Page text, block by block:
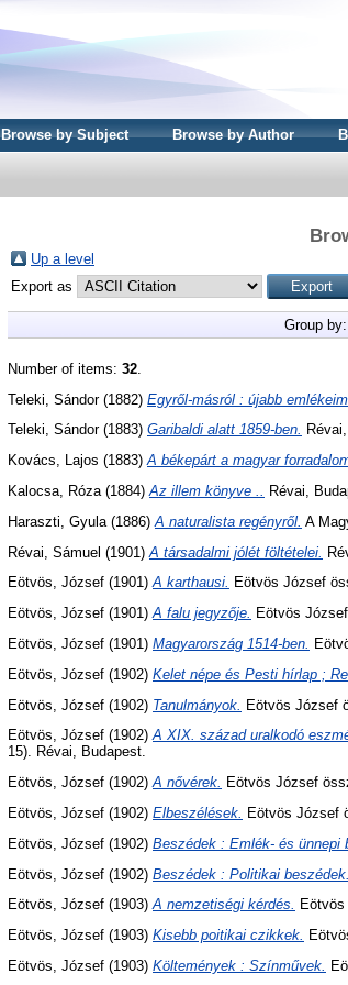
Browse by Subject Browse by Author
Up a level
Export as
Group by:
Number of items: 32
Teleki, Sándor(1882) Egyről-másról : újabb emlékeim.
Teleki, Sándor(1883) Garibaldi alatt 1859-ben.
Kovács, Lajos (1883)A békepárt a magyar
Kalocsa, Róza (1884) Az illem könyve ..
Révai,
Haraszti, Gyula (1886) A naturalista regényről. A
Révai, Sámuel (1901) A társadalmi jólét föltételei.
Eötvös, József (1901)A karthausi. Eötvös József
Eötvös, József (1901)A falu jegyzője. Eötvös
Eötvös, József (1901) Magyarország 1514-ben.
Eötvös, József (1902) Kelet népe és Pesti hírlap ;
Eötvös, József (1902) Tanulmányok. Eötvös József
Eötvös, József (1902)A XIX. század uralkodó
15). Révai, Budapest.
Eötvös, József (1902)A nővérek. Eötvös József
Eötvös, József (1902) Elbeszélések.
Eötvös József
Eötvös, József (1902) Beszédek : Emlék- és ünnepi
Eötvös, József (1902) Beszédek : Politikai beszédek.
Eötvös, József (1903)A nemzetiségi kérdés.
Eötvös, József (1903) Kisebb poitikai czikkek.
Eötvös, József (1903) Költemények : Színművek.